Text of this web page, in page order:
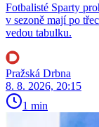
Fotbalisté Sparty
v sezoně mají po
vedou tabulku.
Pražská Drbna
8. 8. 2026, 20:15
1 min